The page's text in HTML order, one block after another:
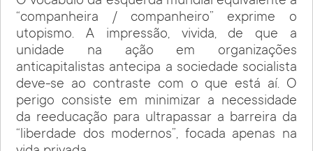
“companheira / companheiro” exprime o
utopismo. A impressão, vivida, de que a
unidade na ação em organizações
anticapitalistas antecipa a sociedade socialista
deve-se ao contraste com o que está aí. O
perigo consiste em minimizar a necessidade
da reeducação para ultrapassar a barreira da
“liberdade dos modernos”, focada apenas na